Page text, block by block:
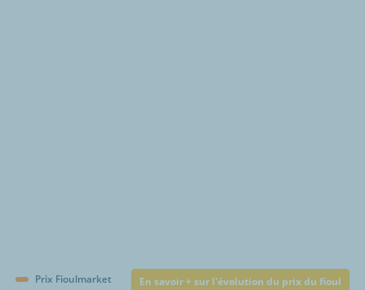
Prix Fioulmarket En savoir + sur l'évolution du prix du fioul